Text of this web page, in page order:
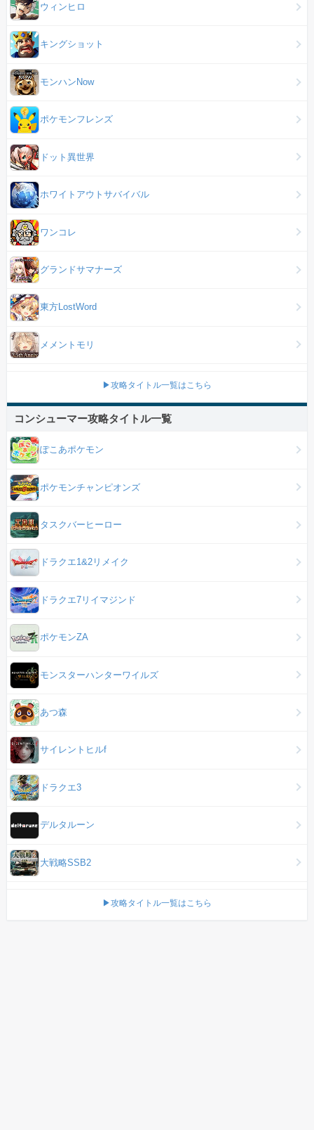
ウィンヒロ
キングショット
モンハンNow
ポケモンフレンズ
ドット異世界
ホワイトアウトサバイバル
ワンコレ
グランドサマナーズ
東方LostWord
メメントモリ
▶攻略タイトル一覧はこちら
コンシューマー攻略タイトル一覧
ぽこあポケモン
ポケモンチャンピオンズ
タスクバーヒーロー
ドラクエ1&2リメイク
ドラクエ7リイマジンド
ポケモンZA
モンスターハンターワイルズ
あつ森
サイレントヒルf
ドラクエ3
デルタルーン
大戦略SSB2
▶攻略タイトル一覧はこちら